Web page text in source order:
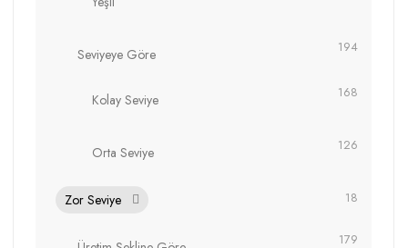
Seviyeye Göre 194
Kolay Seviye 168
Orta Seviye 126
Zor Seviye 18
179